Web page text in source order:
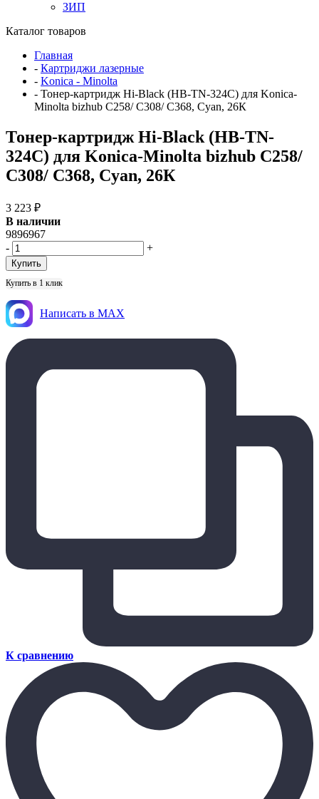
ЗИП
Каталог товаров
Главная
- Картриджи лазерные
- Konica - Minolta
- Тонер-картридж Hi-Black (HB-TN-324C) для Konica-
Minolta bizhub C258/ C308/ C368, Cyan, 26К
Тонер-картридж Hi-Black (HB-TN-
324C) для Konica-Minolta bizhub C258/
C308/ C368, Cyan, 26К
3 223 ₽
В наличии
9896967
-
+
Купить в 1 клик
Написать в MAX
К сравнению